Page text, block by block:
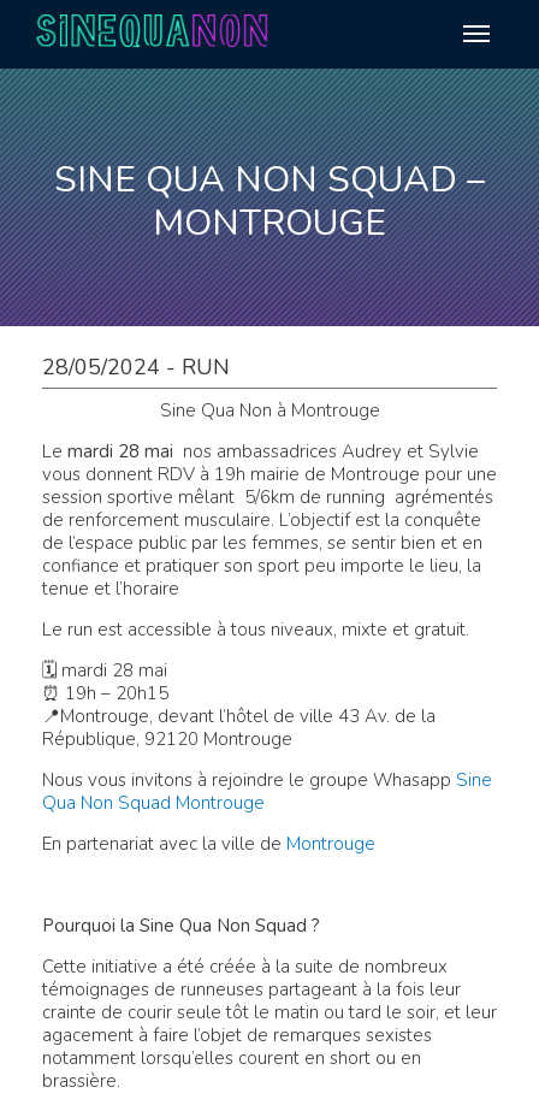
Aller au contenu
SINE QUA NON SQUAD –
MONTROUGE
28/05/2024 - RUN
Sine Qua Non à Montrouge
Le mardi 28 mai nos ambassadrices Audrey et Sylvie
vous donnent RDV à 19h mairie de Montrouge pour une
session sportive mêlant 5/6km de running agrémentés
de renforcement musculaire. L’objectif est la conquête
de l’espace public par les femmes, se sentir bien et en
confiance et pratiquer son sport peu importe le lieu, la
tenue et l’horaire
Le run est accessible à tous niveaux, mixte et gratuit.
🗓 mardi 28 mai
⏰ 19h – 20h15
📍Montrouge, devant l’hôtel de ville 43 Av. de la
République, 92120 Montrouge
Nous vous invitons à rejoindre le groupe Whasapp Sine
Qua Non Squad Montrouge
En partenariat avec la ville de Montrouge
Pourquoi la Sine Qua Non Squad ?
Cette initiative a été créée à la suite de nombreux
témoignages de runneuses partageant à la fois leur
crainte de courir seule tôt le matin ou tard le soir, et leur
agacement à faire l’objet de remarques sexistes
notamment lorsqu’elles courent en short ou en
brassière.